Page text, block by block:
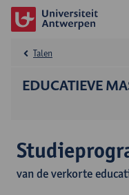
EDUCATIEVE
Talen
van de verkorte